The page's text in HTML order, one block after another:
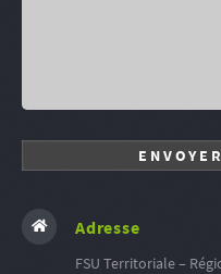
Adresse
FSU Territoriale –